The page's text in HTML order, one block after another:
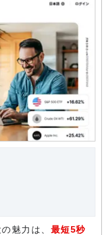
魅力は、 最短5秒